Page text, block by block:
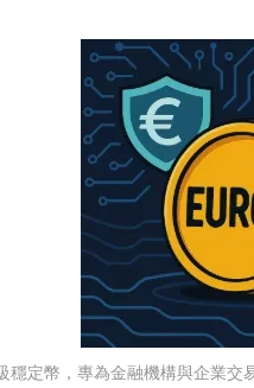
穩定幣，專為金融機構與企業